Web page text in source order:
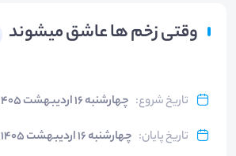
وقتی زخم ها عاشق میشوند
تاریخ شروع: چهارشنبه ۱۶ اردیبهشت ۱۴۰۵ ، ساعت ۱۲:۳۰
تاریخ پایان: چهارشنبه ۱۶ اردیبهشت ۱۴۰۵ ، ساعت ۱۳:۳۰